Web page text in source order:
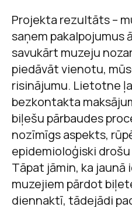
Projekta rezultāts –
saņem pakalpojumus
savukārt muzeju
piedāvāt vienotu,
risinājumu. Lietotne
bezkontakta
biļešu pārbaudes
nozīmīgs aspekts,
epidemioloģiski
Tāpat jāmin, ka jaunā
muzejiem pārdot
diennaktī, tādejādi